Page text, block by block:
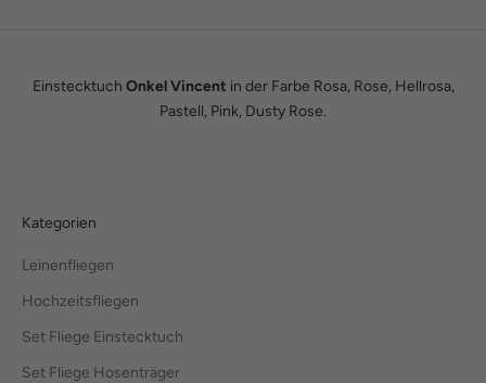
Einstecktuch Onkel Vincent in der Farbe Rosa, Rose, Hellrosa,
Pastell, Pink, Dusty Rose.
Kategorien
Leinenfliegen
Hochzeitsfliegen
Set Fliege Einstecktuch
Set Fliege Hosenträger